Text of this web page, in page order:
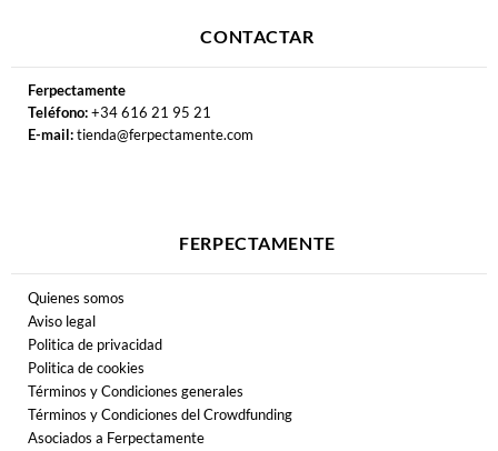
CONTACTAR
Ferpectamente
Teléfono:+34 616 21 95 21
E-mail:tienda@ferpectamente.com
FERPECTAMENTE
Quienes somos
Aviso legal
Politica de privacidad
Politica de cookies
Términos y Condiciones generales
Términos y Condiciones del Crowdfunding
Asociados a Ferpectamente